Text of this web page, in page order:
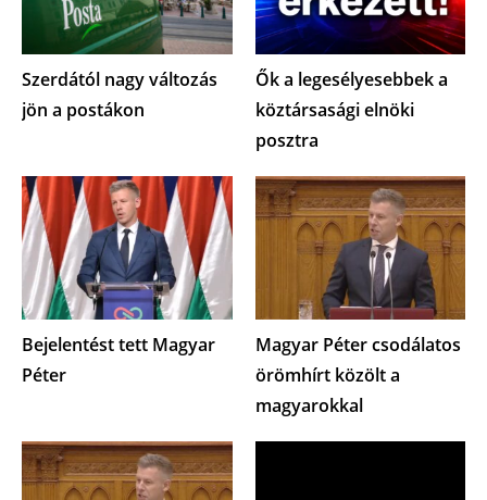
Szerdától nagy változás
jön a postákon
Ők a legesélyesebbek a
köztársasági elnöki
posztra
Bejelentést tett Magyar
Péter
Magyar Péter csodálatos
örömhírt közölt a
magyarokkal